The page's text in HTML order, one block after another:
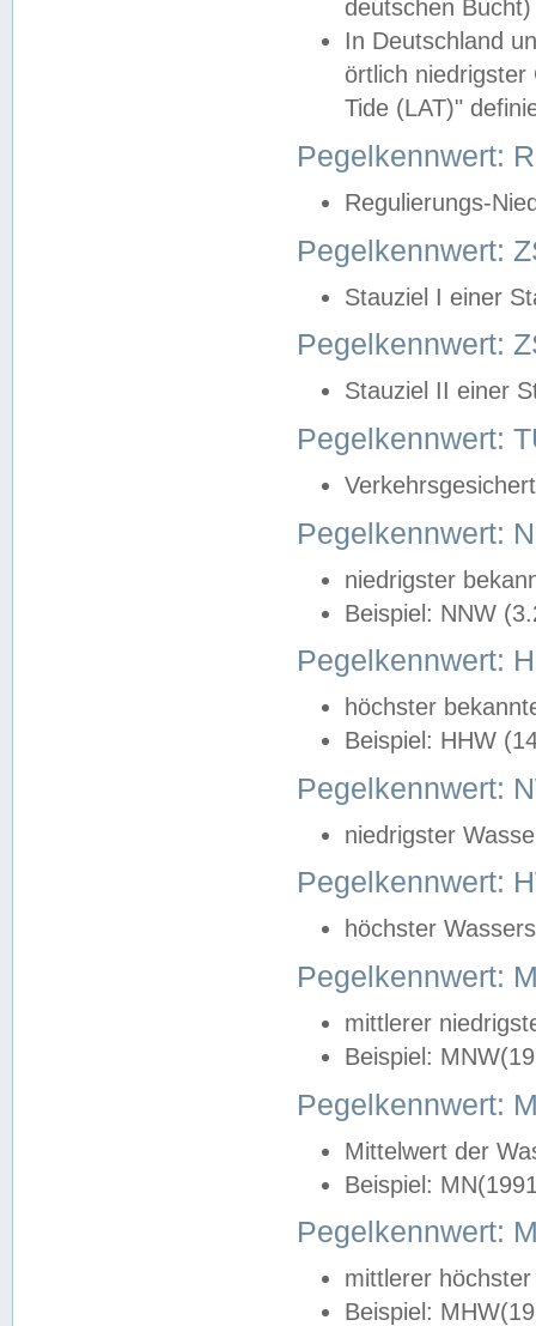
deutschen
In Deutschland
örtlich
Tide (LAT)"
Pegelkennwert:
Regulierungs-
Pegelkennwert:
Stauziel I einer
Pegelkennwert:
Stauziel II einer
Pegelkennwert:
Pegelkennwert:
niedrigster
Beispiel: NNW
Pegelkennwert:
höchster
Beispiel: HHW
Pegelkennwert:
niedrigster
Pegelkennwert:
höchster
Pegelkennwert:
mittlerer
Beispiel:
Pegelkennwert:
Mittelwert der
Beispiel:
Pegelkennwert:
mittlerer
Beispiel: